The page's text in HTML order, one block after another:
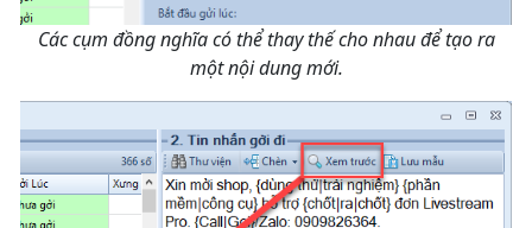
Các cụm đồng nghĩa có thể thay thế cho nhau để tạo ra
một nội dung mới.